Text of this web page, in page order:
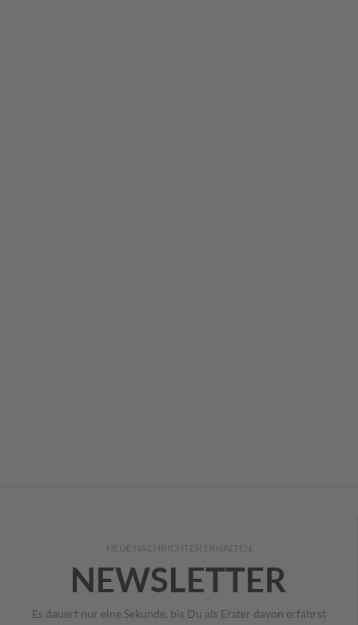
NEUE NACHRICHTEN ERHALTEN
NEWSLETTER
Es dauert nur eine Sekunde, bis Du als Erster davon erfährst